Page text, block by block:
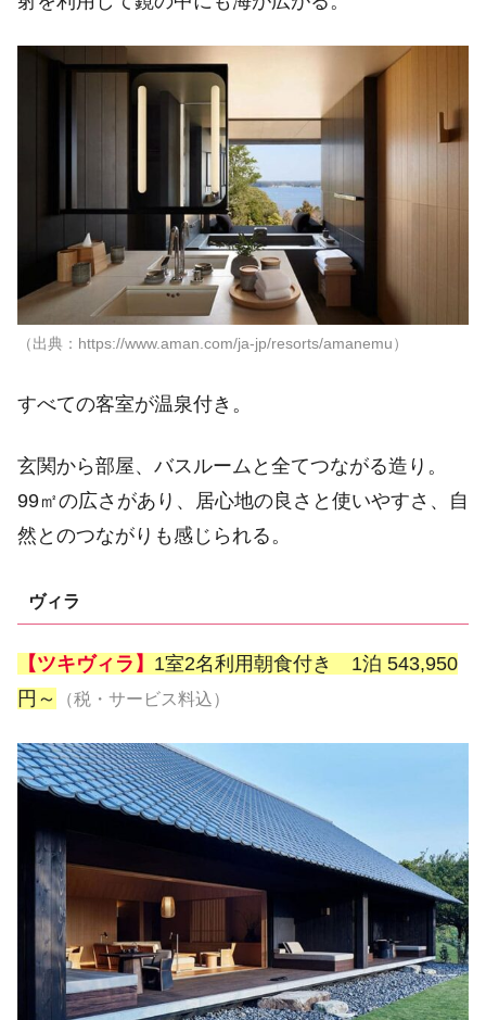
（出典：https://www.aman.com/ja-jp/resorts/amanemu）
すべての客室が温泉付き。
玄関から部屋、バスルームと全てつながる造り。
99㎡の広さがあり、居心地の良さと使いやすさ、自
然とのつながりも感じられる。
ヴィラ
【ツキヴィラ】 1室2名利用朝食付き 1泊 543,950
円～
（税・サービス料込）